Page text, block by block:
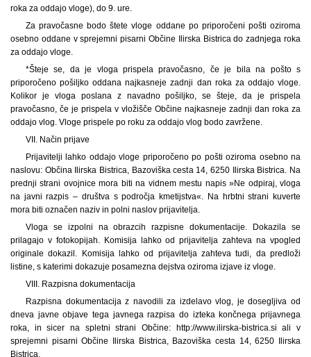
roka za oddajo vloge), do 9. ure.
Za pravočasne bodo štete vloge oddane po priporočeni pošti oziroma
osebno oddane v sprejemni pisarni Občine Ilirska Bistrica do zadnjega roka
za oddajo vloge.
*Šteje se, da je vloga prispela pravočasno, če je bila na pošto s
priporočeno pošiljko oddana najkasneje zadnji dan roka za oddajo vloge.
Kolikor je vloga poslana z navadno pošiljko, se šteje, da je prispela
pravočasno, če je prispela v vložišče Občine najkasneje zadnji dan roka za
oddajo vlog. Vloge prispele po roku za oddajo vlog bodo zavržene.
VII. Način prijave
Prijavitelji lahko oddajo vloge priporočeno po pošti oziroma osebno na
naslovu: Občina Ilirska Bistrica, Bazoviška cesta 14, 6250 Ilirska Bistrica. Na
prednji strani ovojnice mora biti na vidnem mestu napis »Ne odpiraj, vloga
na javni razpis – društva s področja kmetijstva«. Na hrbtni strani kuverte
mora biti označen naziv in polni naslov prijavitelja.
Vloga se izpolni na obrazcih razpisne dokumentacije. Dokazila se
prilagajo v fotokopijah. Komisija lahko od prijavitelja zahteva na vpogled
originale dokazil. Komisija lahko od prijavitelja zahteva tudi, da predloži
listine, s katerimi dokazuje posamezna dejstva oziroma izjave iz vloge.
VIII. Razpisna dokumentacija
Razpisna dokumentacija z navodili za izdelavo vlog, je dosegljiva od
dneva javne objave tega javnega razpisa do izteka končnega prijavnega
roka, in sicer na spletni strani Občine: http://www.ilirska-bistrica.si ali v
sprejemni pisarni Občine Ilirska Bistrica, Bazoviška cesta 14, 6250 Ilirska
Bistrica.